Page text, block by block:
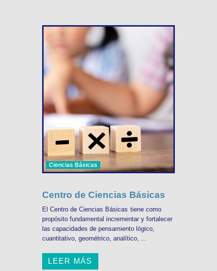
Ciencias Básicas
Centro de Ciencias Básicas
El Centro de Ciencias Básicas tiene como
propósito fundamental incrementar y fortalecer
las capacidades de pensamiento lógico,
cuantitativo, geométrico, analítico, ...
LEER MÁS